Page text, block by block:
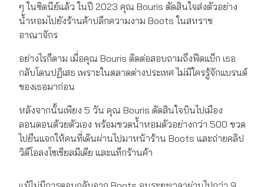
ๆ ในซิดนีย์แล้ว ในปี 2023 คุณ Bouris ตัดสินใจส่งตัวอย่าง
น้ำหอมไปยังร้านค้าปลีกความงาม Boots ในสหราช
อาณาจักร
อย่างไรก็ตาม เมื่อคุณ Bouris ติดต่อสอบถามถึงฟีดแบ็ก เธอ
กลับโดนปฏิเสธ เพราะในตลาดต่างประเทศ ไม่มีใครรู้จักแบรนด์
ของเธอมาก่อน
หลังจากนั้นเพียง 5 วัน คุณ Bouris ตัดสินใจบินไปเมือง
ลอนดอนด้วยตัวเอง พร้อมขวดน้ำหอมตัวอย่างกว่า 500 ขวด
ไปยืนแจกให้คนที่เดินผ่านไปมาหน้าร้าน Boots และถ่ายคลิป
วิดีโอลงโซเชียลมีเดีย และแท็กร้านค้า